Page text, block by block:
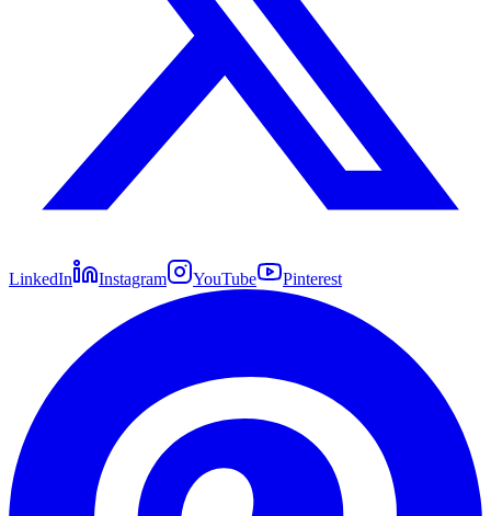
LinkedIn Instagram YouTube Pinterest